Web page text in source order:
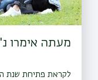
מעתה אימרו
לקראת פתיחת שנת